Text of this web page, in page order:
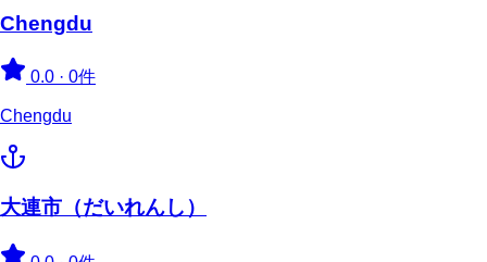
Chengdu
0.0 · 0件
Chengdu
大連市（だいれんし）